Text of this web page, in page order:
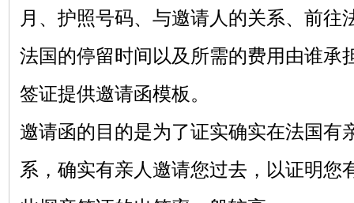
月、护照号码、与邀请人的关系、前往
法国的停留时间以及所需的费用由谁承
签证提供邀请函模板。
邀请函的目的是为了证实确实在法国有
系，确实有亲人邀请您过去，以证明您